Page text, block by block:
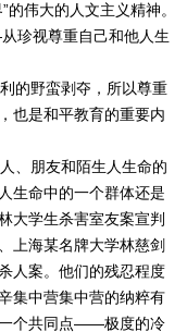
伟大的人文主义精神。
珍视尊重自己和他人生
的野蛮剥夺，所以尊重
也是和平教育的重要内
、朋友和陌生人生命的
生命中的一个群体还是
大学生杀害室友案宣判
上海某名牌大学林慈剑
人案。他们的残忍程度
集中营集中营的纳粹有
一个共同点——极度的冷